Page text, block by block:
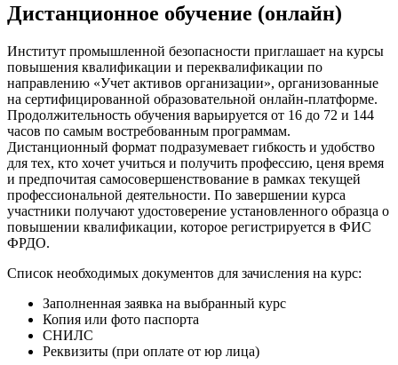
Дистанционное обучение (онлайн)
Институт промышленной безопасности приглашает на курсы
повышения квалификации и переквалификации по
направлению «Учет активов организации», организованные
на сертифицированной образовательной онлайн-платформе.
Продолжительность обучения варьируется от 16 до 72 и 144
часов по самым востребованным программам.
Дистанционный формат подразумевает гибкость и удобство
для тех, кто хочет учиться и получить профессию, ценя время
и предпочитая самосовершенствование в рамках текущей
профессиональной деятельности. По завершении курса
участники получают удостоверение установленного образца о
повышении квалификации, которое регистрируется в ФИС
ФРДО.
Список необходимых документов для зачисления на курс:
Заполненная заявка на выбранный курс
Копия или фото паспорта
СНИЛС
Реквизиты (при оплате от юр лица)